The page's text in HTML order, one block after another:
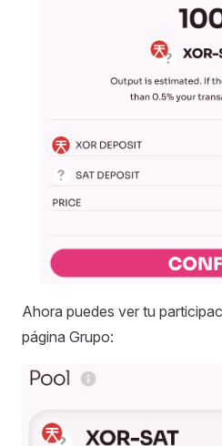
Ahora puedes ver tu
página Grupo: